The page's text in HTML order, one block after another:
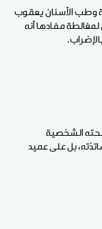
وطب الأسنان يعقوب
مفادها أنه
الشخصية
بل على عميد